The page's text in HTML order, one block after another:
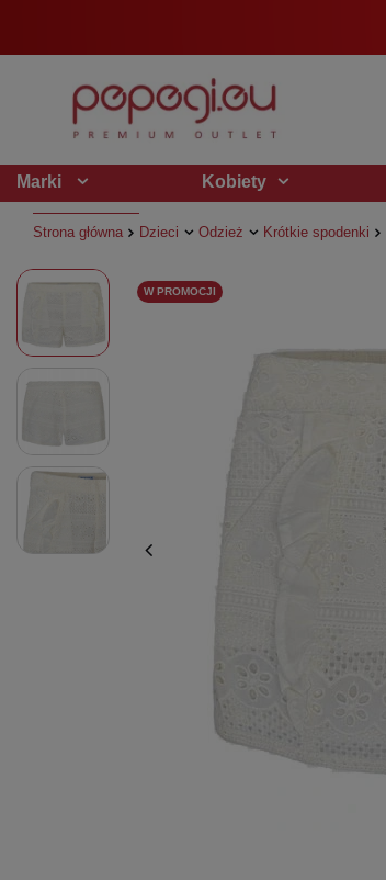
Marki Kobiety
Strona główna Dzieci Odzież Krótkie spodenki
W PROMOCJI